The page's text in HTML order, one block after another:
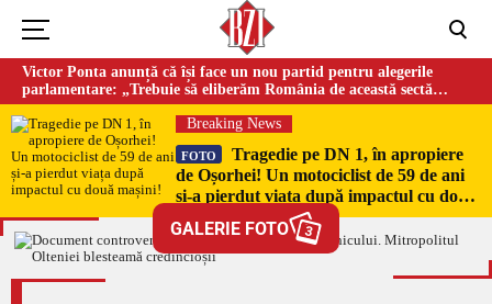
Victor Ponta anunță că își face un nou partid pentru alegerile
parlamentare: „Trebuie să eliberăm România de această sectă
globalistă”
Breaking News
FOTO
Tragedie pe DN 1, în apropiere
de Oșorhei! Un motociclist de 59 de ani
și-a pierdut viața după impactul cu două
GALERIE FOTO 3